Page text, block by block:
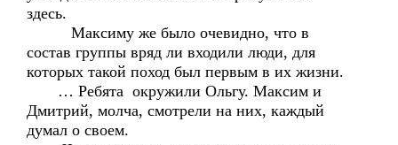
здесь.
Максиму же было очевидно, что в
состав группы вряд ли входили люди, для
которых такой поход был первым в их жизни.
… Ребята окружили Ольгу. Максим и
Дмитрий, молча, смотрели на них, каждый
думал о своем.